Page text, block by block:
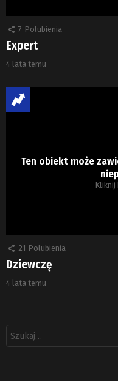
7 Polubienia
Expert
4 lata temu
Ten obiekt może
Kliknij
21 Polubienia
Dziewczę
4 lata temu